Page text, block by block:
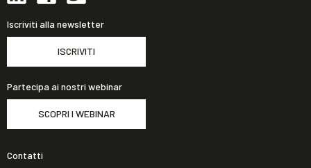
Iscriviti alla newsletter
ISCRIVITI
Partecipa ai nostri webinar
SCOPRI I WEBINAR
Contatti